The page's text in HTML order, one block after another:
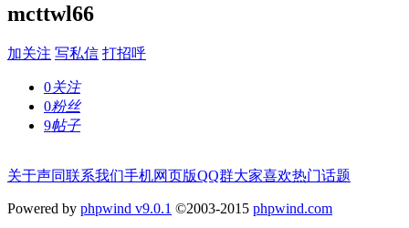
mcttwl66
加关注 写私信 打招呼
0关注
0粉丝
9帖子
关于声同联系我们手机网页版QQ群大家喜欢热门话题
Powered by phpwind v9.0.1 ©2003-2015 phpwind.com